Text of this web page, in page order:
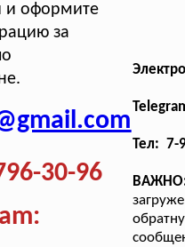
и оформите
за
30-96
Тел: 7-